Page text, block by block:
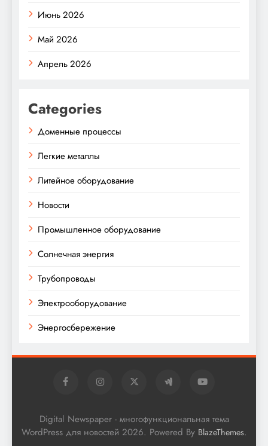
Июнь 2026
Май 2026
Апрель 2026
Categories
Доменные процессы
Легкие металлы
Литейное оборудование
Новости
Промышленное оборудование
Солнечная энергия
Трубопроводы
Электрооборудование
Энергосбережение
Digital Newspaper - многофункциональная тема
WordPress для новостей 2026. Powered By BlazeThemes.